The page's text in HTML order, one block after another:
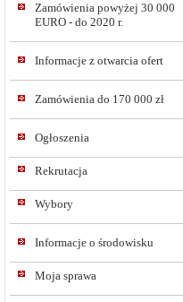
Zamówienia powyżej 30 000
EURO - do 2020 r.
Informacje z otwarcia ofert
Zamówienia do 170 000 zł
Ogłoszenia
Rekrutacja
Wybory
Informacje o środowisku
Moja sprawa